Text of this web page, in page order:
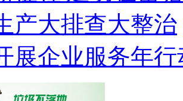
产大排查大整治
展企业服务年行